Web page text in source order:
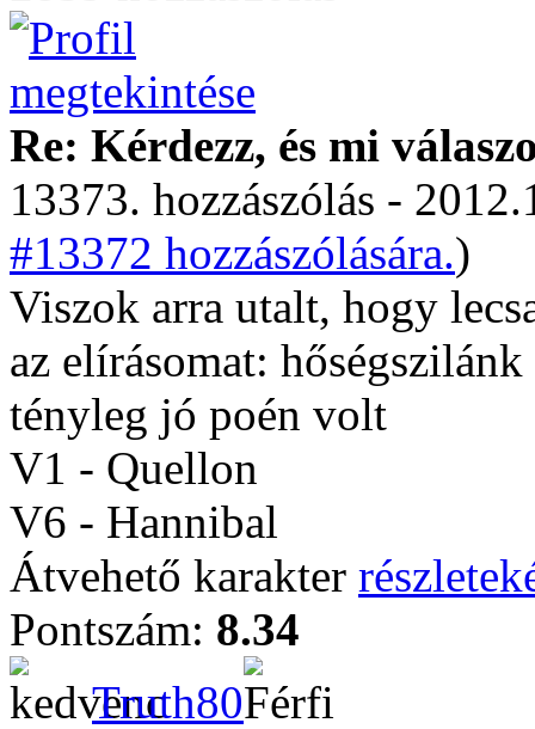
Re: Kérdezz, és mi
13373. hozzászólás -
#13372 hozzászólására.)
Viszok arra utalt, hogy
az elírásomat:
tényleg jó poén volt
V1 - Quellon
V6 - Hannibal
Átvehető karakter
Pontszám: 8.34
Truth80